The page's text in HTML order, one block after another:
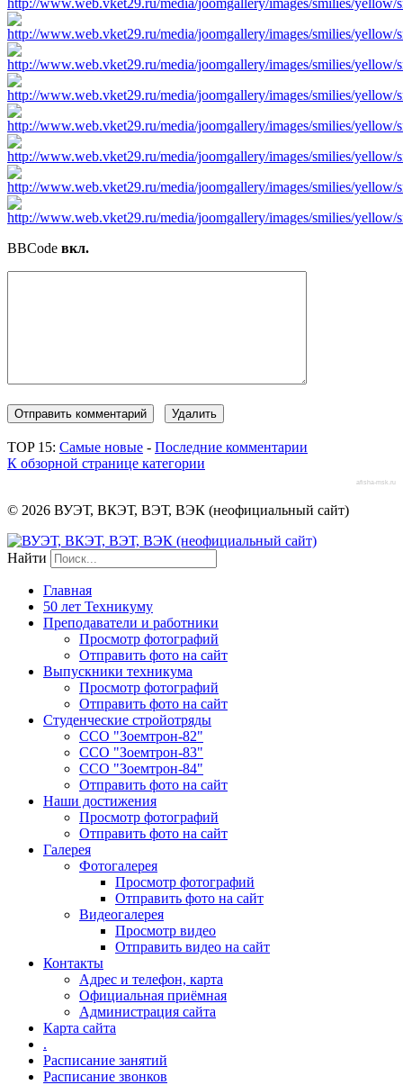
BBCode вкл.
TOP 15: Самые новые - Последние комментарии
К обзорной странице категории
afisha-msk.ru
© 2026 ВУЭТ, ВКЭТ, ВЭТ, ВЭК (неофициальный сайт)
Найти
Главная
50 лет Техникуму
Преподаватели и работники
Просмотр фотографий
Отправить фото на сайт
Выпускники техникума
Просмотр фотографий
Отправить фото на сайт
Студенческие стройотряды
ССО "Зоемтрон-82"
ССО "Зоемтрон-83"
ССО "Зоемтрон-84"
Отправить фото на сайт
Наши достижения
Просмотр фотографий
Отправить фото на сайт
Галерея
Фотогалерея
Просмотр фотографий
Отправить фото на сайт
Видеогалерея
Просмотр видео
Отправить видео на сайт
Контакты
Адрес и телефон, карта
Официальная приёмная
Администрация сайта
Карта сайта
.
Расписание занятий
Расписание звонков